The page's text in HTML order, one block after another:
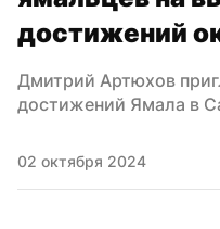
достижений
Дмитрий Артюхов
достижений Ямала в
02 октября 2024